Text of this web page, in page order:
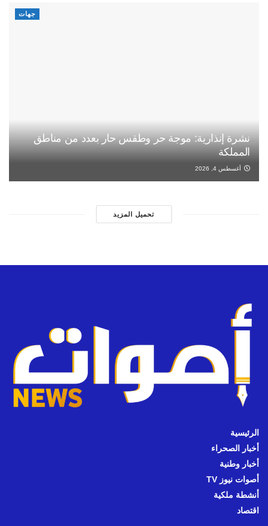
جهات
نشرة إنذارية: موجة حر وطقس حار بعدد من مناطق
المملكة
أغسطس 4, 2026
تحميل المزيد
الرئيسية
أخبار الصحراء
أخبار وطنية
أصوات نيوز TV
أنشطة ملكية
اقتصاد